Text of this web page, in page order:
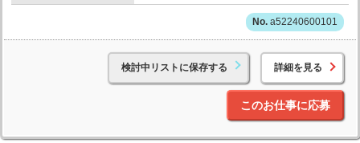
a52240600101
検討中リストに保存する 詳細を見る
このお仕事に応募